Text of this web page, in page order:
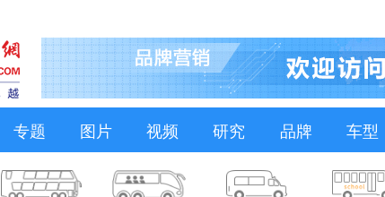
专题 图片 视频 研究 品牌 车型